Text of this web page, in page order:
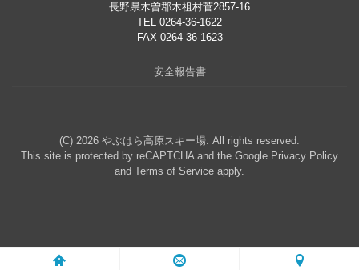
長野県木曽郡木祖村菅2857-16
TEL 0264-36-1622
FAX 0264-36-1623
安全報告書
(C) 2026 やぶはら高原スキー場. All rights reserved.
This site is protected by reCAPTCHA and the Google Privacy Policy
and Terms of Service apply.